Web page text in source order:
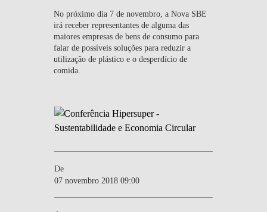
No próximo dia 7 de novembro, a Nova SBE
irá receber representantes de alguma das
maiores empresas de bens de consumo para
falar de possíveis soluções para reduzir a
utilização de plástico e o desperdício de
comida.
De
07 novembro 2018 09:00